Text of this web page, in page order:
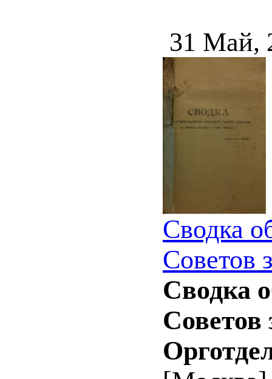
31 Май,
Сводка
Советов
Сводка
Советов